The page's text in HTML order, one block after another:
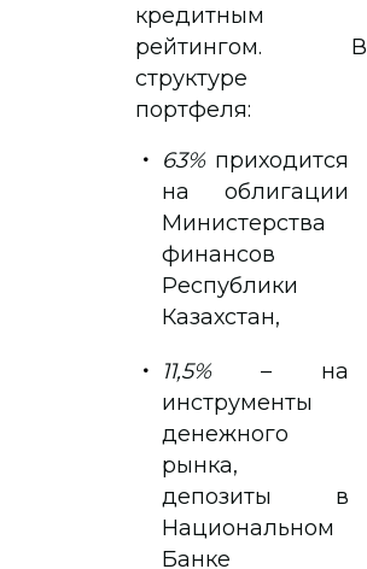
кредитным
рейтингом. В
структуре
портфеля:
63%приходится
на облигации
Министерства
финансов
Республики
Казахстан,
11,5%– на
инструменты
денежного
рынка,
депозиты в
Национальном
Банке